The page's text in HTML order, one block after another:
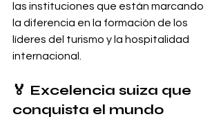
las instituciones que están marcando
la diferencia en la formación de los
líderes del turismo y la hospitalidad
internacional.
🏅 Excelencia suiza que
conquista el mundo